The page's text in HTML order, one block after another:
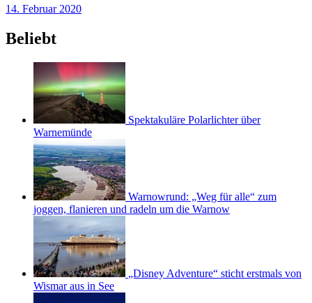
14. Februar 2020
Beliebt
Spektakuläre Polarlichter über
Warnemünde
Warnowrund: „Weg für alle“ zum
joggen, flanieren und radeln um die Warnow
„Disney Adventure“ sticht erstmals von
Wismar aus in See